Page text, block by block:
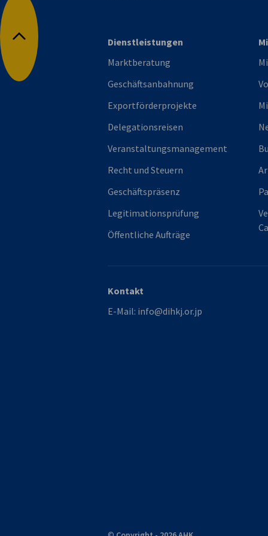
Nach oben
Dienstleistungen
Marktberatung
Geschäftsanbahnung
Exportförderprojekte
Delegationsreisen
Veranstaltungsmanagement
Recht und Steuern
Geschäftspräsenz
Legitimationsprüfung
Öffentliche Aufträge
Kontakt
E-Mail: info@dihkj.or.jp